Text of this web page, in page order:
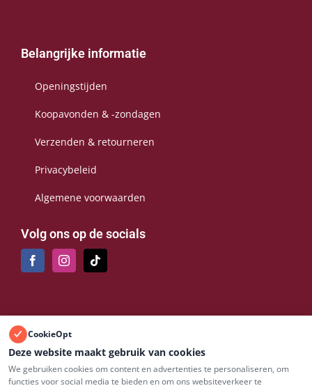
Belangrijke informatie
Openingstijden
Koopavonden & -zondagen
Verzenden & retourneren
Privacybeleid
Algemene voorwaarden
Volg ons op de socials
Bezoek onze boetiek
Hertog Janplein 21A, 5469 BJ Erp
CookieOpt
Deze website maakt gebruik van cookies
We gebruiken cookies om content en advertenties te personaliseren, om
functies voor social media te bieden en om ons websiteverkeer te